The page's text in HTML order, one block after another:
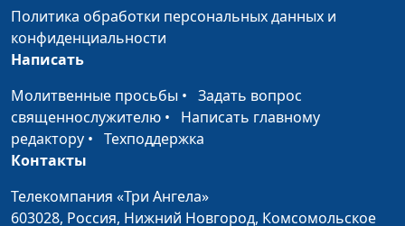
Лимонные кексы с
начинкой и
клубничный коктейль
Анна Ронжина, Оксана
Колбаса из гороха и
горячий
картофельный салат
Анна Ронжина, Оксана
Козлова
«Зимняя вишня» и
фруктовый салат с
Козлова
Политика обработки персональных данных и
конфиденциальности
Написать
Молитвенные просьбы • Задать вопрос
священнослужителю • Написать главному
редактору • Техподдержка
Контакты
Телекомпания «Три Ангела»
603028, Россия, Нижний Новгород, Комсомольское